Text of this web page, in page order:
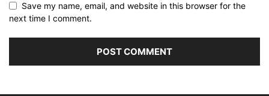
Save my name, email, and website in this browser for the
next time I comment.